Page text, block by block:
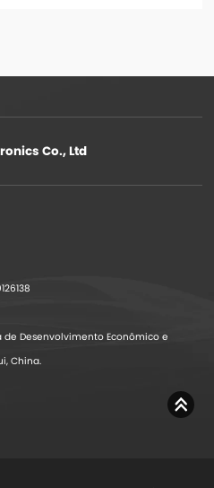
Co., Ltd
de Desenvolvimento Econômico e
China.